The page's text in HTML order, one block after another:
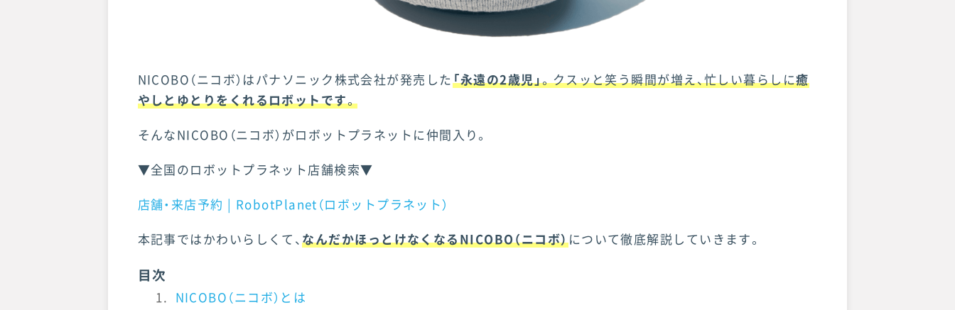
NICOBO（ニコボ）はパナソニック株式会社が発売した「永遠の2歳児」。クスッと笑う瞬間が増え、忙しい暮らしに癒
やしとゆとりをくれるロボットです。
そんなNICOBO（ニコボ）がロボットプラネットに仲間入り。
▼全国のロボットプラネット店舗検索▼
店舗・来店予約 | RobotPlanet（ロボットプラネット）
本記事ではかわいらしくて、なんだかほっとけなくなるNICOBO（ニコボ）について徹底解説していきます。
目次
1. NICOBO（ニコボ）とは